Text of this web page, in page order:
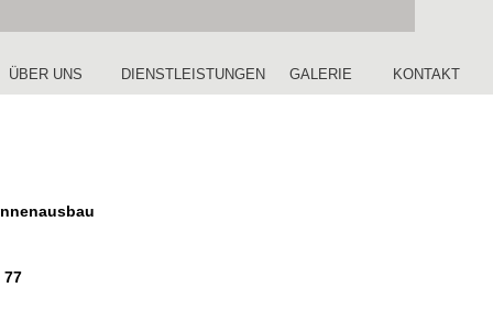
ÜBER UNS DIENSTLEISTUNGEN GALERIE KONTAKT
77